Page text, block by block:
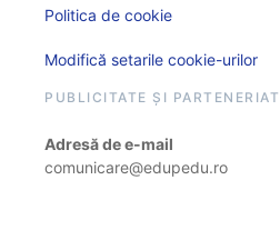
Politica de cookie
Modifică setarile cookie-urilor
PUBLICITATE ȘI
Adresă de e-mail
comunicare@edupedu.ro